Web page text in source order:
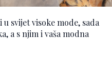
svijet visoke mode, sada
a s njim i vaša modna